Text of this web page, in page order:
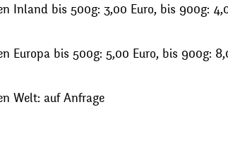
Inland bis 500g: 3,00 Euro, bis 900g:
Europa bis 500g: 5,00 Euro, bis 900g:
Welt: auf Anfrage